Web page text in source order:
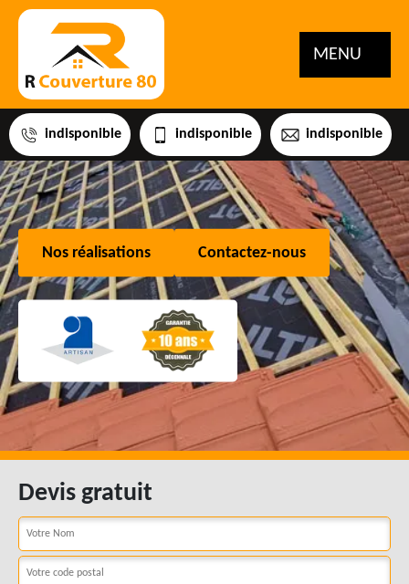
MENU
indisponible indisponible indisponible
Nos réalisations Contactez-nous
Devis gratuit